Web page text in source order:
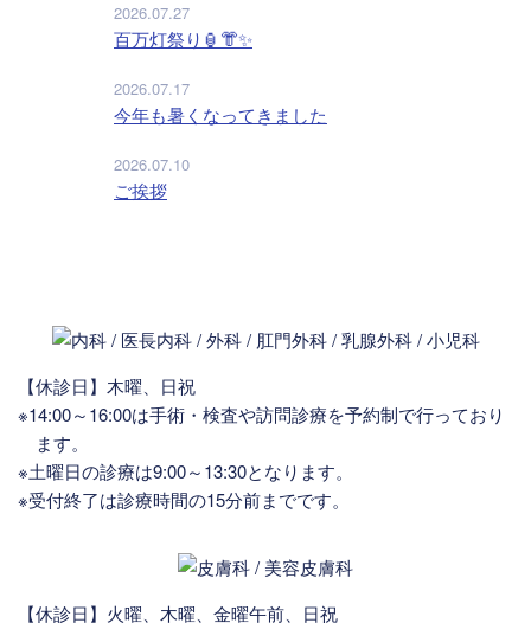
2026.07.27
百万灯祭り🏮👘✨
2026.07.17
今年も暑くなってきました
2026.07.10
ご挨拶
【休診日】木曜、日祝
※14:00～16:00は手術・検査や訪問診療を予約制で行っており
ます。
※土曜日の診療は9:00～13:30となります。
※受付終了は診療時間の15分前までです。
【休診日】火曜、木曜、金曜午前、日祝